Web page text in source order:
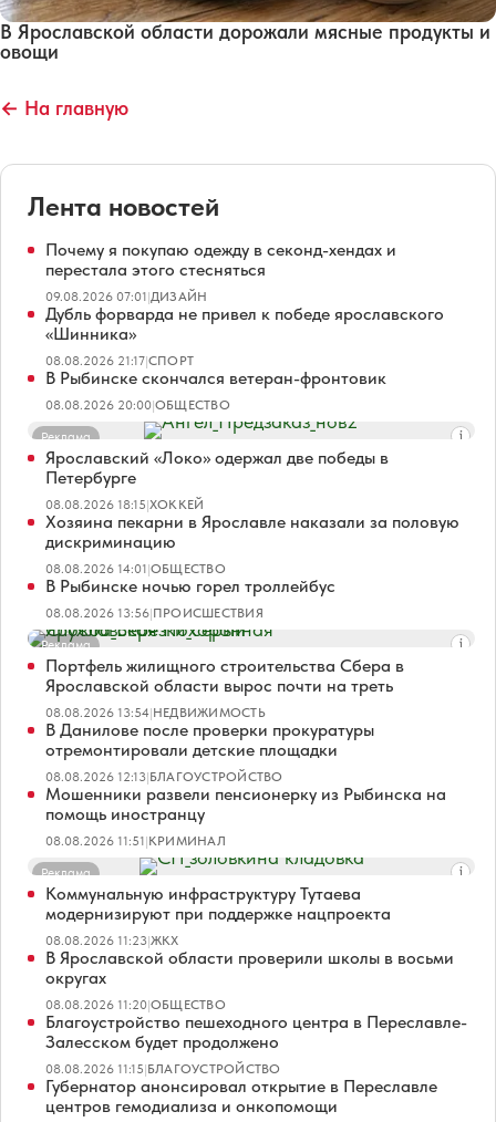
В Ярославской области дорожали мясные продукты и
овощи
← На главную
Лента новостей
Почему я покупаю одежду в секонд-хендах и
перестала этого стесняться
09.08.2026 07:01|ДИЗАЙН
Дубль форварда не привел к победе ярославского
«Шинника»
08.08.2026 21:17|СПОРТ
В Рыбинске скончался ветеран-фронтовик
08.08.2026 20:00|ОБЩЕСТВО
Реклама
Ярославский «Локо» одержал две победы в
Петербурге
08.08.2026 18:15|ХОККЕЙ
Хозяина пекарни в Ярославле наказали за половую
дискриминацию
08.08.2026 14:01|ОБЩЕСТВО
В Рыбинске ночью горел троллейбус
08.08.2026 13:56|ПРОИСШЕСТВИЯ
Реклама
Портфель жилищного строительства Сбера в
Ярославской области вырос почти на треть
08.08.2026 13:54|НЕДВИЖИМОСТЬ
В Данилове после проверки прокуратуры
отремонтировали детские площадки
08.08.2026 12:13|БЛАГОУСТРОЙСТВО
Мошенники развели пенсионерку из Рыбинска на
помощь иностранцу
08.08.2026 11:51|КРИМИНАЛ
Реклама
Коммунальную инфраструктуру Тутаева
модернизируют при поддержке нацпроекта
08.08.2026 11:23|ЖКХ
В Ярославской области проверили школы в восьми
округах
08.08.2026 11:20|ОБЩЕСТВО
Благоустройство пешеходного центра в Переславле-
Залесском будет продолжено
08.08.2026 11:15|БЛАГОУСТРОЙСТВО
Губернатор анонсировал открытие в Переславле
центров гемодиализа и онкопомощи